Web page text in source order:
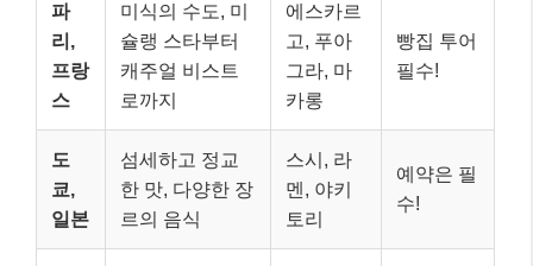
파
리,
프랑
스
미식의 수도, 미
슐랭 스타부터
캐주얼 비스트
로까지
에스카르
고, 푸아
그라, 마
카롱
빵집 투어
필수!
도
쿄,
일본
섬세하고 정교
한 맛, 다양한 장
르의 음식
스시, 라
멘, 야키
토리
예약은 필
수!